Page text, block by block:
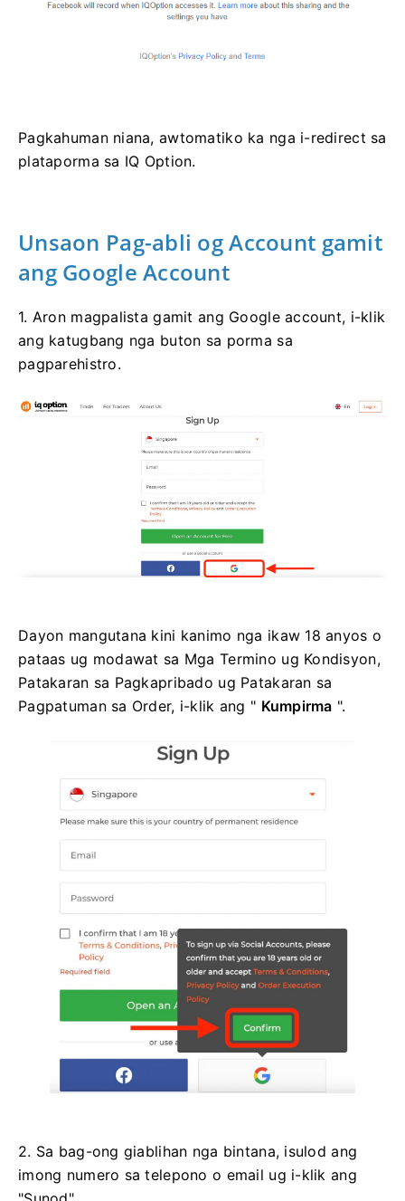
Pagkahuman niana, awtomatiko ka nga i-redirect sa
plataporma sa IQ Option.
Unsaon Pag-abli og Account gamit
ang Google Account
1. Aron magpalista gamit ang Google account, i-klik
ang katugbang nga buton sa porma sa
pagparehistro.
Dayon mangutana kini kanimo nga ikaw 18 anyos o
pataas ug modawat sa Mga Termino ug Kondisyon,
Patakaran sa Pagkapribado ug Patakaran sa
Pagpatuman sa Order, i-klik ang " Kumpirma ".
2. Sa bag-ong giablihan nga bintana, isulod ang
imong numero sa telepono o email ug i-klik ang